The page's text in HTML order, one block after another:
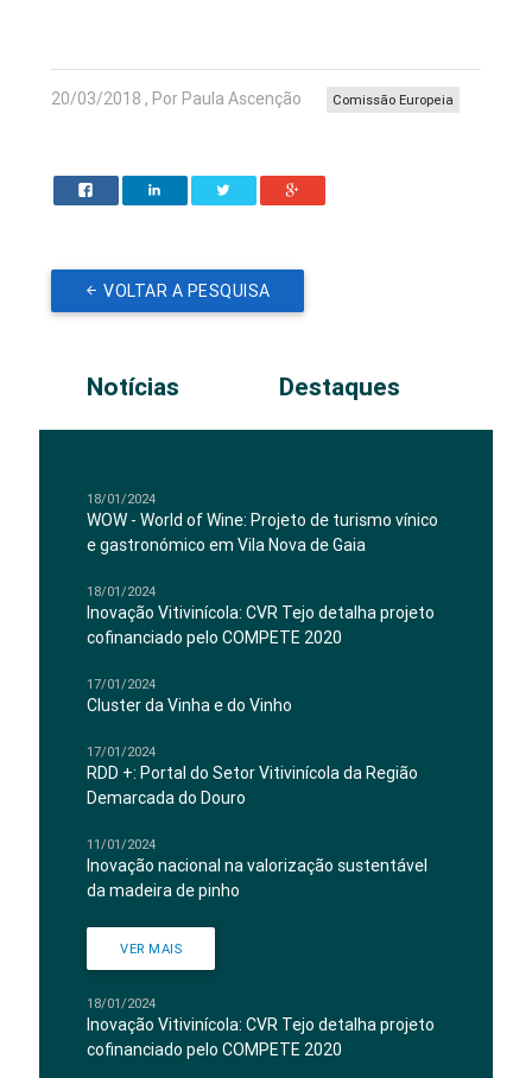
20/03/2018 , Por Paula Ascenção Comissão Europeia
VOLTAR A PESQUISA
Notícias Destaques
18/01/2024
WOW - World of Wine: Projeto de turismo vínico
e gastronómico em Vila Nova de Gaia
18/01/2024
Inovação Vitivinícola: CVR Tejo detalha projeto
cofinanciado pelo COMPETE 2020
17/01/2024
Cluster da Vinha e do Vinho
17/01/2024
RDD +: Portal do Setor Vitivinícola da Região
Demarcada do Douro
11/01/2024
Inovação nacional na valorização sustentável
da madeira de pinho
VER MAIS
18/01/2024
Inovação Vitivinícola: CVR Tejo detalha projeto
cofinanciado pelo COMPETE 2020